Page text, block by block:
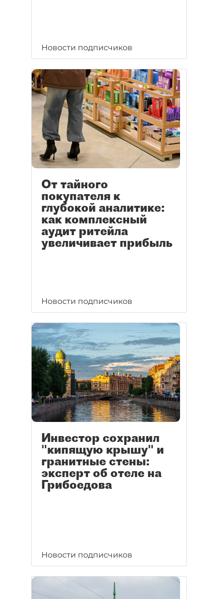
Новости подписчиков
От тайного
покупателя к
глубокой аналитике:
как комплексный
аудит ритейла
увеличивает прибыль
Новости подписчиков
Инвестор сохранил
"кипящую крышу" и
гранитные стены:
эксперт об отеле на
Грибоедова
Новости подписчиков